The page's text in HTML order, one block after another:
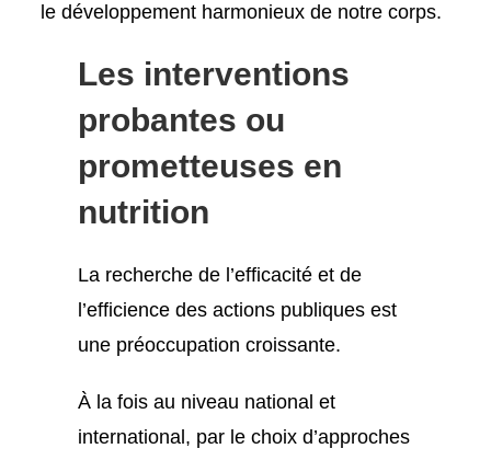
le développement harmonieux de notre corps.
Les interventions
probantes ou
prometteuses en
nutrition
La recherche de l’efficacité et de
l’efficience des actions publiques est
une préoccupation croissante.
À la fois au niveau national et
international, par le choix d’approches